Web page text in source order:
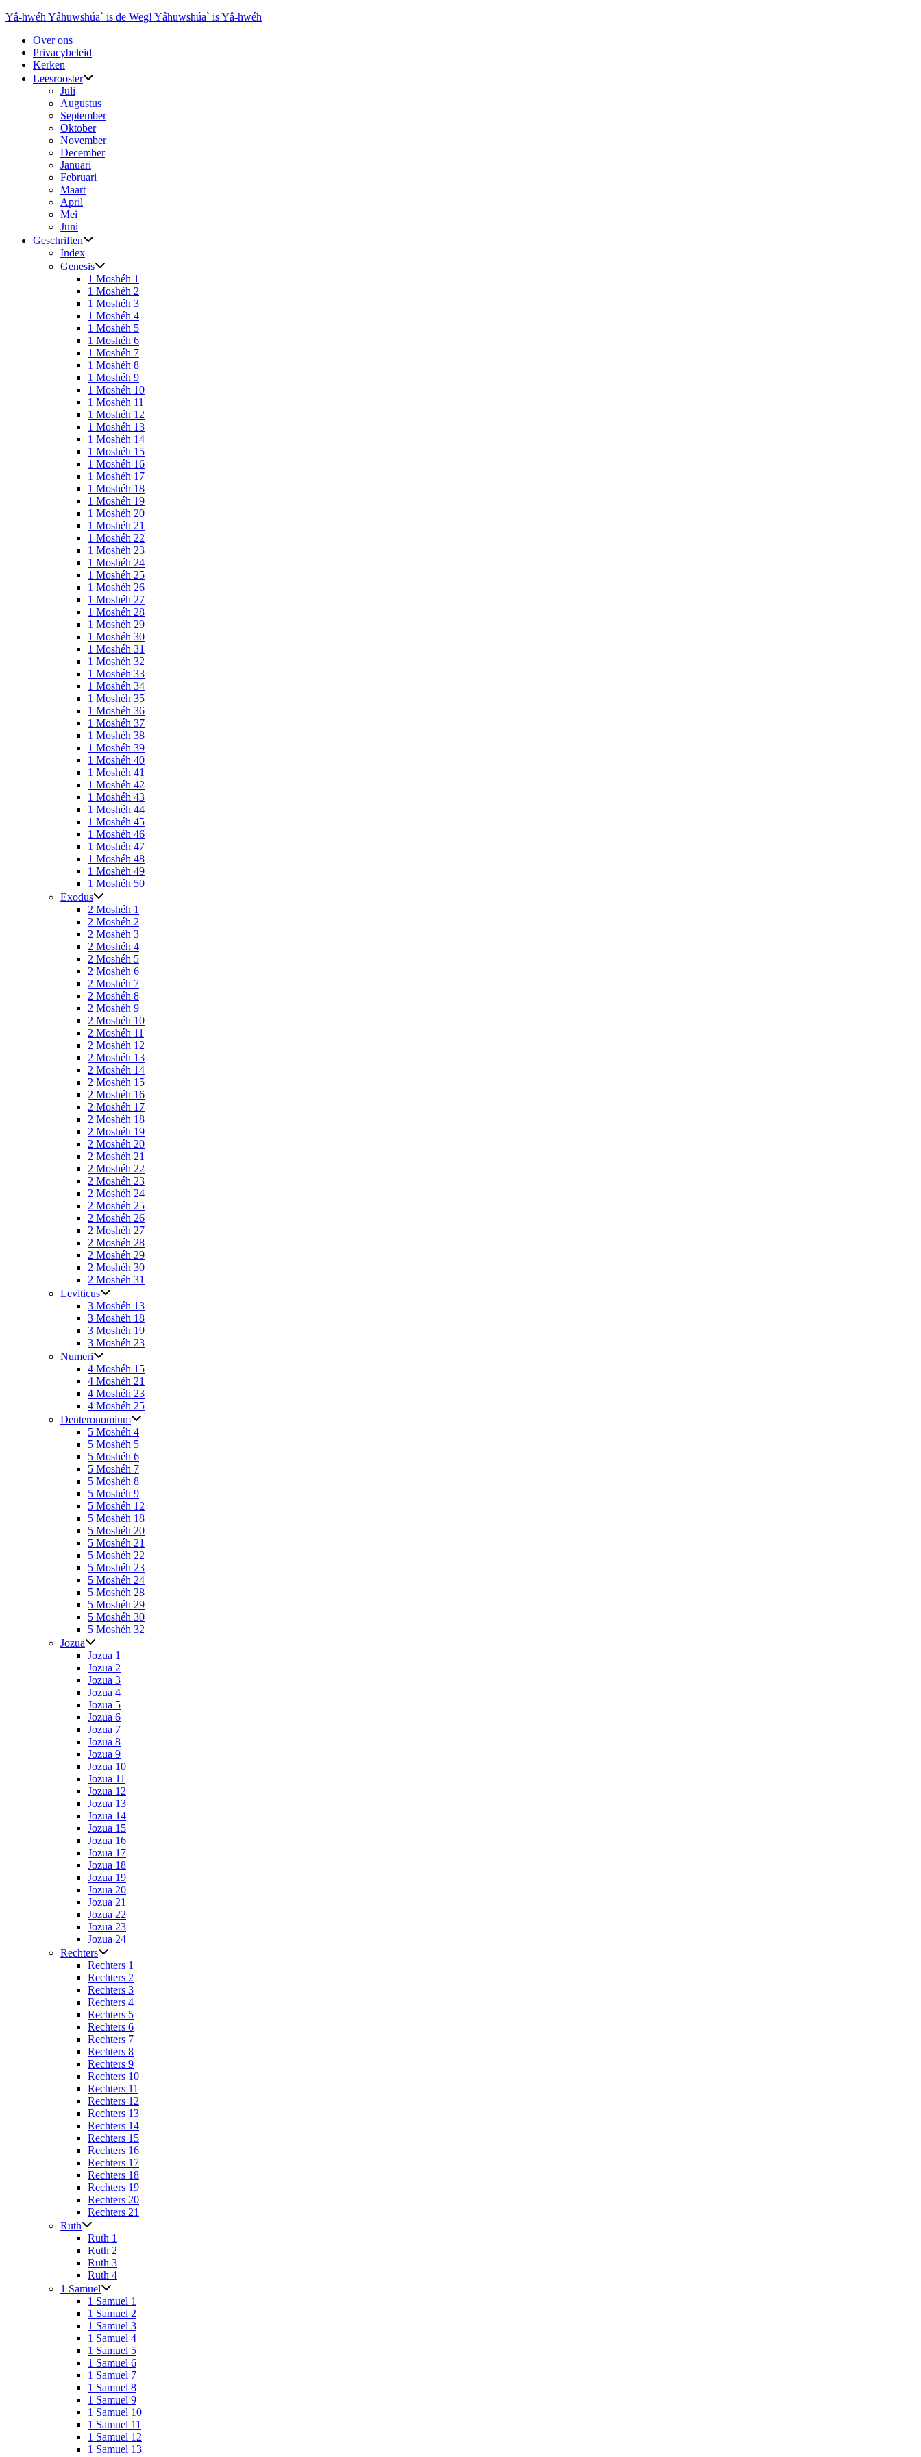
Ga
inhoud
Yâ-hwéh Yâhuwshúa` is de Weg! Yâhuwshúa` is Yâ-hwéh
Over ons
Privacybeleid
Kerken
Leesrooster
Juli
Augustus
September
Oktober
November
December
Januari
Februari
Maart
April
Mei
Juni
Geschriften
Index
Genesis
1 Moshéh 1
1 Moshéh 2
1 Moshéh 3
1 Moshéh 4
1 Moshéh 5
1 Moshéh 6
1 Moshéh 7
1 Moshéh 8
1 Moshéh 9
1 Moshéh 10
1 Moshéh 11
1 Moshéh 12
1 Moshéh 13
1 Moshéh 14
1 Moshéh 15
1 Moshéh 16
1 Moshéh 17
1 Moshéh 18
1 Moshéh 19
1 Moshéh 20
1 Moshéh 21
1 Moshéh 22
1 Moshéh 23
1 Moshéh 24
1 Moshéh 25
1 Moshéh 26
1 Moshéh 27
1 Moshéh 28
1 Moshéh 29
1 Moshéh 30
1 Moshéh 31
1 Moshéh 32
1 Moshéh 33
1 Moshéh 34
1 Moshéh 35
1 Moshéh 36
1 Moshéh 37
1 Moshéh 38
1 Moshéh 39
1 Moshéh 40
1 Moshéh 41
1 Moshéh 42
1 Moshéh 43
1 Moshéh 44
1 Moshéh 45
1 Moshéh 46
1 Moshéh 47
1 Moshéh 48
1 Moshéh 49
1 Moshéh 50
Exodus
2 Moshéh 1
2 Moshéh 2
2 Moshéh 3
2 Moshéh 4
2 Moshéh 5
2 Moshéh 6
2 Moshéh 7
2 Moshéh 8
2 Moshéh 9
2 Moshéh 10
2 Moshéh 11
2 Moshéh 12
2 Moshéh 13
2 Moshéh 14
2 Moshéh 15
2 Moshéh 16
2 Moshéh 17
2 Moshéh 18
2 Moshéh 19
2 Moshéh 20
2 Moshéh 21
2 Moshéh 22
2 Moshéh 23
2 Moshéh 24
2 Moshéh 25
2 Moshéh 26
2 Moshéh 27
2 Moshéh 28
2 Moshéh 29
2 Moshéh 30
2 Moshéh 31
Leviticus
3 Moshéh 13
3 Moshéh 18
3 Moshéh 19
3 Moshéh 23
Numeri
4 Moshéh 15
4 Moshéh 21
4 Moshéh 23
4 Moshéh 25
Deuteronomium
5 Moshéh 4
5 Moshéh 5
5 Moshéh 6
5 Moshéh 7
5 Moshéh 8
5 Moshéh 9
5 Moshéh 12
5 Moshéh 18
5 Moshéh 20
5 Moshéh 21
5 Moshéh 22
5 Moshéh 23
5 Moshéh 24
5 Moshéh 28
5 Moshéh 29
5 Moshéh 30
5 Moshéh 32
Jozua
Jozua 1
Jozua 2
Jozua 3
Jozua 4
Jozua 5
Jozua 6
Jozua 7
Jozua 8
Jozua 9
Jozua 10
Jozua 11
Jozua 12
Jozua 13
Jozua 14
Jozua 15
Jozua 16
Jozua 17
Jozua 18
Jozua 19
Jozua 20
Jozua 21
Jozua 22
Jozua 23
Jozua 24
Rechters
Rechters 1
Rechters 2
Rechters 3
Rechters 4
Rechters 5
Rechters 6
Rechters 7
Rechters 8
Rechters 9
Rechters 10
Rechters 11
Rechters 12
Rechters 13
Rechters 14
Rechters 15
Rechters 16
Rechters 17
Rechters 18
Rechters 19
Rechters 20
Rechters 21
Ruth
Ruth 1
Ruth 2
Ruth 3
Ruth 4
1 Samuel
1 Samuel 1
1 Samuel 2
1 Samuel 3
1 Samuel 4
1 Samuel 5
1 Samuel 6
1 Samuel 7
1 Samuel 8
1 Samuel 9
1 Samuel 10
1 Samuel 11
1 Samuel 12
1 Samuel 13